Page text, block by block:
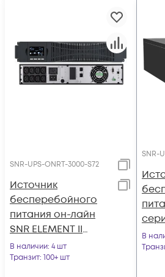
SNR-UPS-ONRT-3000-S72
Источник
бесперебойного
питания он-лайн
SNR ELEMENT II
3000ВА/3000Вт (PF-
1.0), 1ф:1ф (220-240В),
В наличии: 4 шт
Транзит: 100+ шт
SNR-
3000
В